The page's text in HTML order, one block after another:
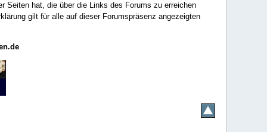
Seiten hat, die über die Links des Forums zu erreichen
gilt für alle auf dieser Forumspräsenz angezeigten